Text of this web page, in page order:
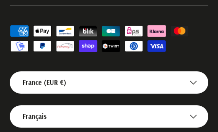
Moyens de paiement acceptés
Pays
France (EUR €)
Langue
Français